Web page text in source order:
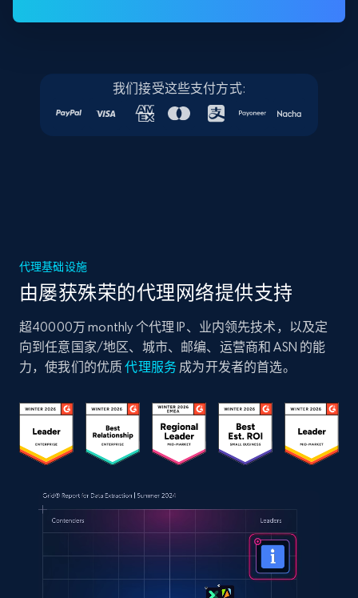
我们接受这些支付方式:
代理基础设施
由屡获殊荣的代理网络提供支持
超40000万 monthly 个代理 IP、业内领先技术，以及定
向到任意国家/地区、城市、邮编、运营商和 ASN 的能
力，使我们的优质代理服务 成为开发者的首选。